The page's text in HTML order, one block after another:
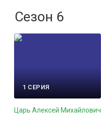
Сезон 6
1 СЕРИЯ
Царь Алексей Михайлович